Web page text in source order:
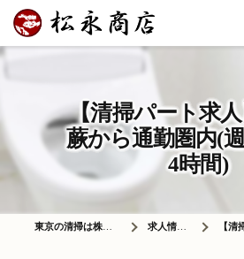
【清掃パート求
蕨から通勤圏内(
4時間)
東京の清掃は株式会社松永商店 求人情報ブログ 【清掃